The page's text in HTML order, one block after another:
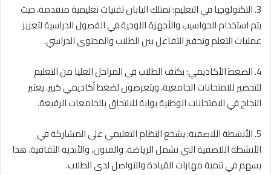
3. التكنولوجيا في التعليم: تمتلك اليابان تقنيات تعليمية متقدمة، حيث
يتم استخدام الحواسيب والأجهزة اللوحية في الفصول الدراسية لتعزيز
عمليات التعلم وتحفيز التفاعل بين الطلاب والمحتوى الدراسي.
4. الضغط الأكاديمي: يكثف الطلاب في المراحل العليا من التعليم
للتحضير للامتحانات الجامعية، ويتعرضون لضغط أكاديمي كبير. يعتبر
النجاح في الامتحانات الوطنية بوابة للالتحاق بالجامعات الرفيعة.
5. الأنشطة اللاصفية: يشجع النظام التعليمي على المشاركة في
الأنشطة اللاصفية التي تشمل الرياضة، والفنون، والأندية الثقافية. هذا
يسهم في تنمية مهارات القيادة والتواصل لدى الطلاب.